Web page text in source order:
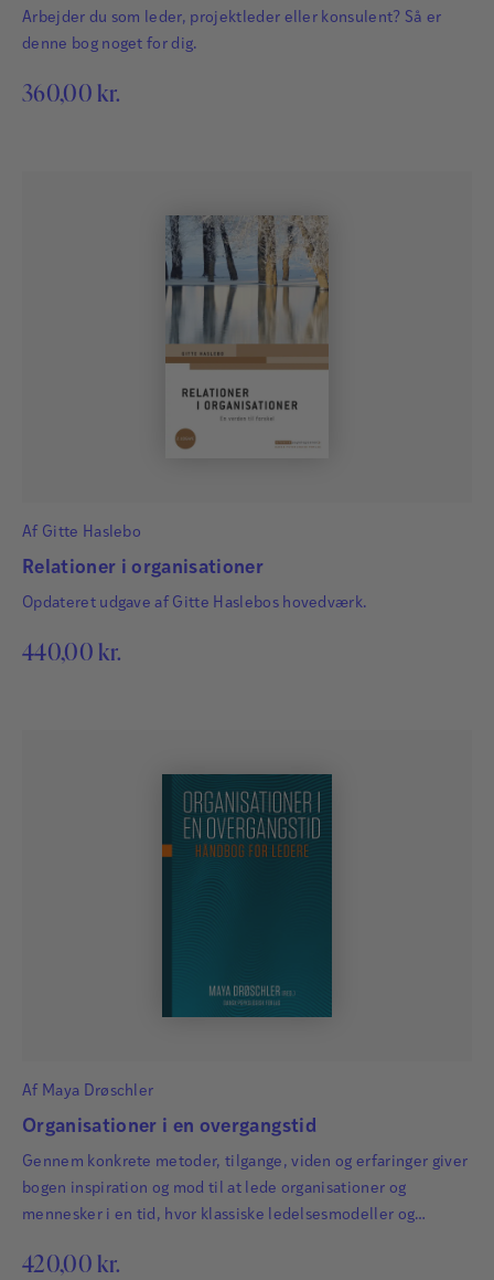
Arbejder du som leder, projektleder eller konsulent? Så er
denne bog noget for dig.
360,00 kr.
Af Gitte Haslebo
Relationer i organisationer
Opdateret udgave af Gitte Haslebos hovedværk.
440,00 kr.
Af Maya Drøschler
Organisationer i en overgangstid
Gennem konkrete metoder, tilgange, viden og erfaringer giver
bogen inspiration og mod til at lede organisationer og
mennesker i en tid, hvor klassiske ledelsesmodeller og
420,00 kr.